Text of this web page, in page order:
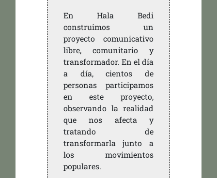
En Hala Bedi
construimos un
proyecto comunicativo
libre, comunitario y
transformador. En el día
a día, cientos de
personas participamos
en este proyecto,
observando la realidad
que nos afecta y
tratando de
transformarla junto a
los movimientos
populares.